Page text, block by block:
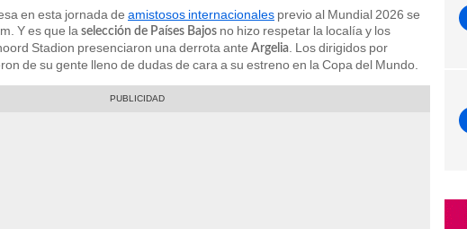
en esta jornada de amistosos internacionales previo al Mundial 2026 se
Y es que la selección de Países Bajos no hizo respetar la localía y los
Stadion presenciaron una derrota ante Argelia . Los dirigidos por
de su gente lleno de dudas de cara a su estreno en la Copa del Mundo.